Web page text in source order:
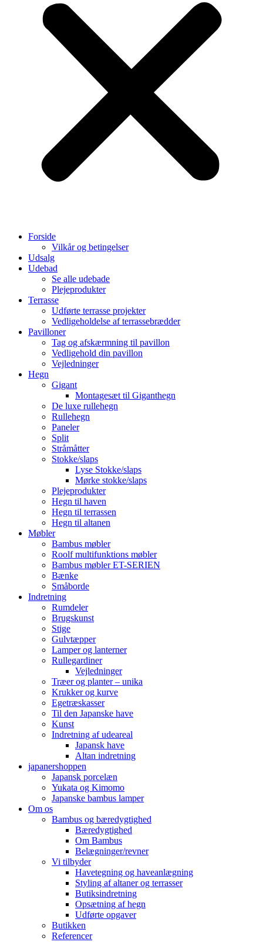
Forside
Vilkår og betingelser
Udsalg
Udebad
Se alle udebade
Plejeprodukter
Terrasse
Udførte terrasse projekter
Vedligeholdelse af terrassebrædder
Pavilloner
Tag og afskærmning til pavillon
Vedligehold din pavillon
Vejledninger
Hegn
Gigant
Montagesæt til Giganthegn
De luxe rullehegn
Rullehegn
Paneler
Split
Stråmåtter
Stokke/slaps
Lyse Stokke/slaps
Mørke stokke/slaps
Plejeprodukter
Hegn til haven
Hegn til terrassen
Hegn til altanen
Møbler
Bambus møbler
Roolf multifunktions møbler
Bambus møbler ET-SERIEN
Bænke
Småborde
Indretning
Rumdeler
Brugskunst
Stige
Gulvtæpper
Lamper og lanterner
Rullegardiner
Vejledninger
Træer og planter – unika
Krukker og kurve
Egetræskasser
Til den Japanske have
Kunst
Indretning af udeareal
Japansk have
Altan indretning
japanershoppen
Japansk porcelæn
Yukata og Kimomo
Japanske bambus lamper
Om os
Bambus og bæredygtighed
Bæredygtighed
Om Bambus
Belægninger/revner
Vi tilbyder
Havetegning og haveanlægning
Styling af altaner og terrasser
Butiksindretning
Opsætning af hegn
Udførte opgaver
Butikken
Referencer